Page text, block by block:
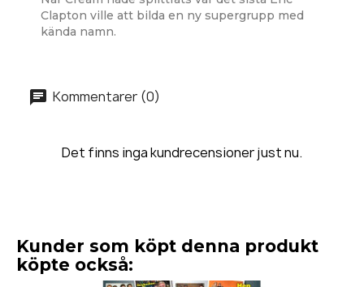
Clapton ville att bilda en ny supergrupp med
kända namn.
Kommentarer (0)
Det finns inga kundrecensioner just nu.
Kunder som köpt denna produkt
köpte också: